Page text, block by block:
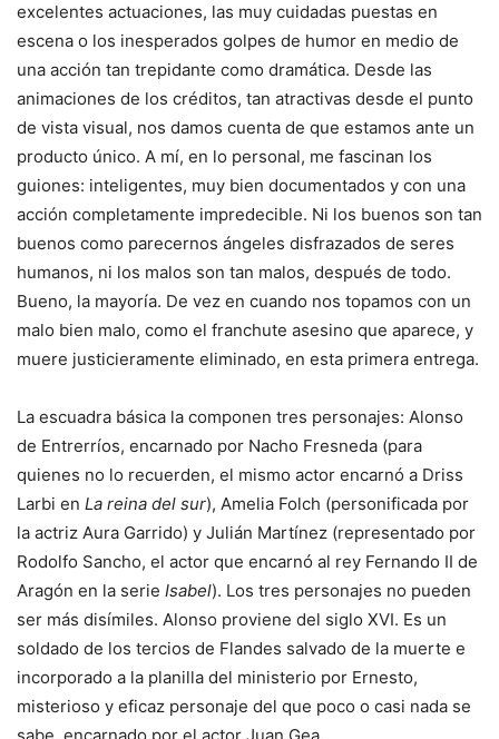
excelentes actuaciones, las muy cuidadas puestas en
escena o los inesperados golpes de humor en medio de
una acción tan trepidante como dramática. Desde las
animaciones de los créditos, tan atractivas desde el punto
de vista visual, nos damos cuenta de que estamos ante un
producto único. A mí, en lo personal, me fascinan los
guiones: inteligentes, muy bien documentados y con una
acción completamente impredecible. Ni los buenos son tan
buenos como parecernos ángeles disfrazados de seres
humanos, ni los malos son tan malos, después de todo.
Bueno, la mayoría. De vez en cuando nos topamos con un
malo bien malo, como el franchute asesino que aparece, y
muere justicieramente eliminado, en esta primera entrega.
La escuadra básica la componen tres personajes: Alonso
de Entrerríos, encarnado por Nacho Fresneda (para
quienes no lo recuerden, el mismo actor encarnó a Driss
Larbi en La reina del sur), Amelia Folch (personificada por
la actriz Aura Garrido) y Julián Martínez (representado por
Rodolfo Sancho, el actor que encarnó al rey Fernando II de
Aragón en la serie Isabel). Los tres personajes no pueden
ser más disímiles. Alonso proviene del siglo XVI. Es un
soldado de los tercios de Flandes salvado de la muerte e
incorporado a la planilla del ministerio por Ernesto,
misterioso y eficaz personaje del que poco o casi nada se